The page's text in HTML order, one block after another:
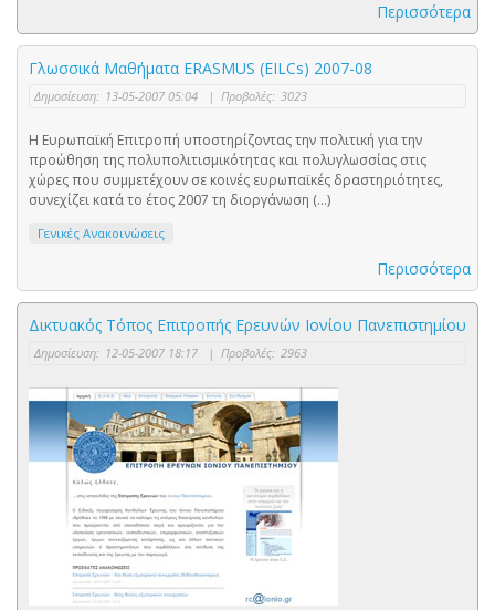
Περισσότερα
Γλωσσικά Μαθήματα ERASMUS (EILCs) 2007-08
Δημοσίευση: 13-05-2007 05:04 | Προβολές: 3023
Η Ευρωπαϊκή Επιτροπή υποστηρίζοντας την πολιτική για την
προώθηση της πολυπολιτισμικότητας και πολυγλωσσίας στις
χώρες που συμμετέχουν σε κοινές ευρωπαϊκές δραστηριότητες,
συνεχίζει κατά το έτος 2007 τη διοργάνωση (...)
Γενικές Ανακοινώσεις
Περισσότερα
Δικτυακός Τόπος Επιτροπής Ερευνών Ιονίου Πανεπιστημίου
Δημοσίευση: 12-05-2007 18:17 | Προβολές: 2963